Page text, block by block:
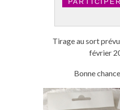
Tirage au sort
février
Bonne